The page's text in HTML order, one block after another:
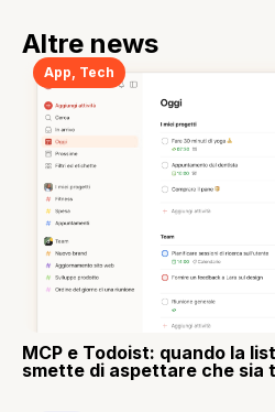
Altre news
App, Tech
MCP e Todoist: quando la
smette di aspettare che sia